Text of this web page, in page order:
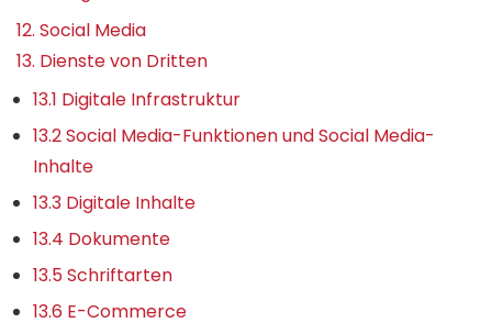
12. Social Media
13. Dienste von Dritten
13.1 Digitale Infrastruktur
13.2 Social Media-Funktionen und Social Media-
Inhalte
13.3 Digitale Inhalte
13.4 Dokumente
13.5 Schriftarten
13.6 E-Commerce